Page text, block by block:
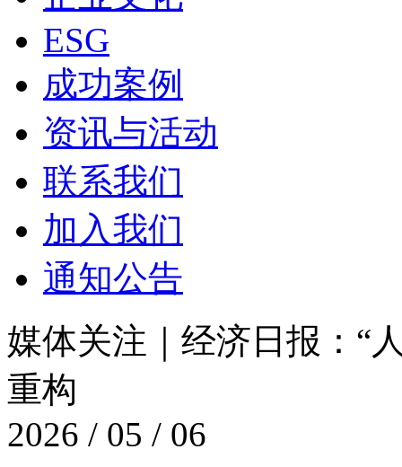
ESG
成功案例
资讯与活动
联系我们
加入我们
通知公告
媒体关注｜经济日报
重构
2026 / 05 / 06